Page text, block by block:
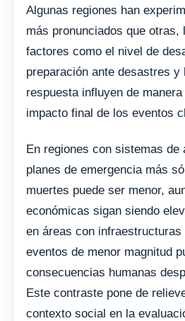
Algunas regiones han
más pronunciados que otras,
factores como el nivel de
preparación ante desastres y
respuesta influyen de
impacto final de los eventos
En regiones con sistemas de
planes de emergencia más
muertes puede ser menor,
económicas sigan siendo
en áreas con
eventos de menor magnitud
consecuencias humanas
Este contraste pone de
contexto social en la